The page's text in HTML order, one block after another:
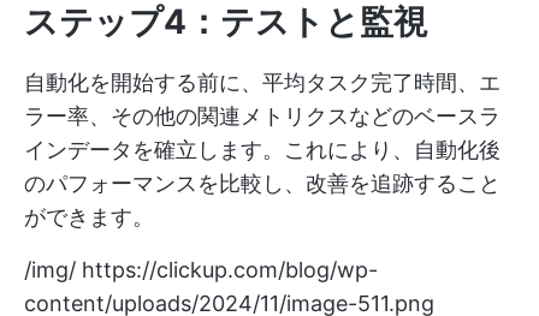
ステップ4：テストと監視
自動化を開始する前に、平均タスク完了時間、エ
ラー率、その他の関連メトリクスなどのベースラ
インデータを確立します。これにより、自動化後
のパフォーマンスを比較し、改善を追跡すること
ができます。
/img/ https://clickup.com/blog/wp-
content/uploads/2024/11/image-511.png